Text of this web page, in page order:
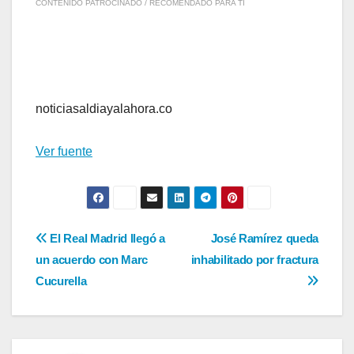
CONTENIDO PATROCINADO / RECOMENDADO PARA TI
noticiasaldiayalahora.co
Ver fuente
Navegación
de
entradas
José Ramírez queda
inhabilitado por fractura
El Real Madrid llegó a
un acuerdo con Marc
Cucurella